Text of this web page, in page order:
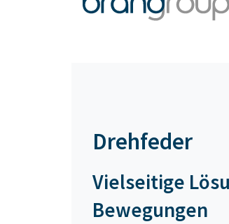
Drehfeder
Vielseitige
Bewegungen